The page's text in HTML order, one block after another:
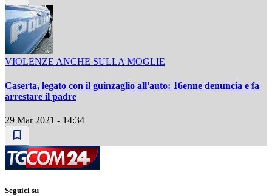
VIOLENZE ANCHE SULLA MOGLIE
Caserta, legato con il guinzaglio all'auto: 16enne denuncia e fa
arrestare il padre
29 Mar 2021 - 14:34
Seguici su